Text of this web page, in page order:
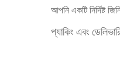
আপনি একটি নির্দিষ্ট
প্যাকিং এবং